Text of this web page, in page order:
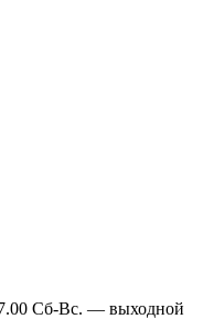
Сб-Вс. — выходной